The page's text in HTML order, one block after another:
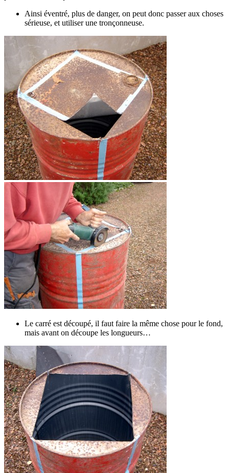
Ainsi éventré, plus de danger, on peut donc passer aux choses
sérieuse, et utiliser une tronçonneuse.
Le carré est découpé, il faut faire la même chose pour le fond,
mais avant on découpe les longueurs…